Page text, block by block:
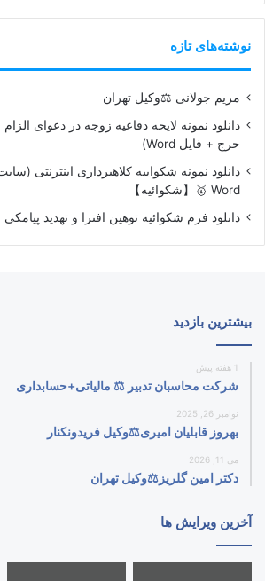
نوشته‌های تازه
مریم جولانی ⚖️وکیل تهران
دانلود نمونه لایحه دفاعیه زوجه در دعوای
حرج + فایل Word)
دانلود نمونه شکواییه کلاهبرداری اینترنتی
Word 🥇【شکوائیه】
دانلود فرم شکوائیه توهین افترا و تهدید
بیشترین بازدید
1 هفته پیش
شرکت محاسبان تدبیر ⚖️ مالیاتی+حسابداری
نوامبر 26, 2025
بهروز قابلیان امیری⚖️وکیل فریدونکنار
می 11, 2026
دکتر امین گلریز⚖️وکیل تهران
آخرین ویرایش ها